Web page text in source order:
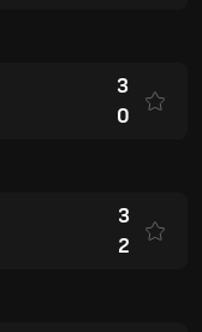
3
0
3
2